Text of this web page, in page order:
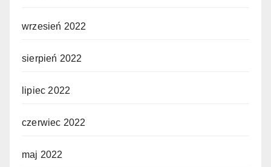
wrzesień 2022
sierpień 2022
lipiec 2022
czerwiec 2022
maj 2022